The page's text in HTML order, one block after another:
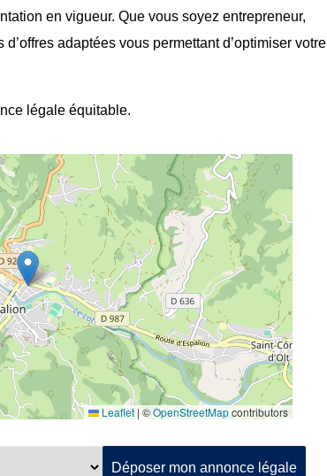
en vigueur. Que vous soyez entrepreneur,
adaptées vous permettant d’optimiser votre
légale équitable.
Leaflet | ©OpenStreetMapcontributors
Déposer mon annonce légale